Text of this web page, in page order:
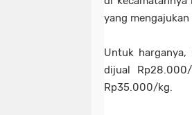
yang
Untuk harganya,
dijual
Rp35.000/kg.